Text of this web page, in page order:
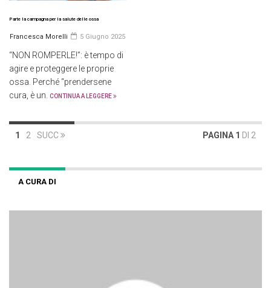
Parte la campagna per la salute delle ossa
Francesca Morelli 5 Giugno 2025
“NON ROMPERLE!”: è tempo di
agire e proteggere le proprie
ossa. Perché “prendersene
cura, è un. CONTINUA A LEGGERE
1 2 SUCC PAGINA 1 DI 2
A CURA DI